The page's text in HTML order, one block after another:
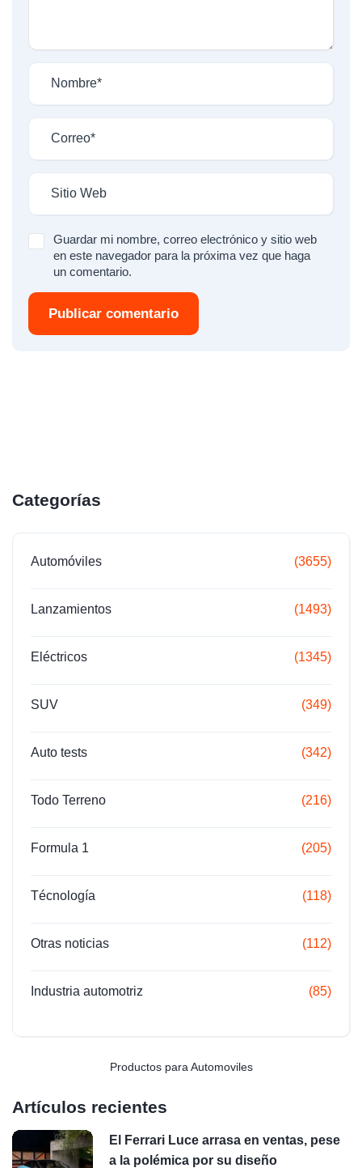
Guardar mi nombre, correo electrónico y sitio web
en este navegador para la próxima vez que haga
un comentario.
Publicar comentario
Categorías
Automóviles (3655)
Lanzamientos (1493)
Eléctricos (1345)
SUV (349)
Auto tests (342)
Todo Terreno (216)
Formula 1 (205)
Técnología (118)
Otras noticias (112)
Industria automotriz (85)
Productos para Automoviles
Artículos recientes
El Ferrari Luce arrasa en ventas, pese
a la polémica por su diseño